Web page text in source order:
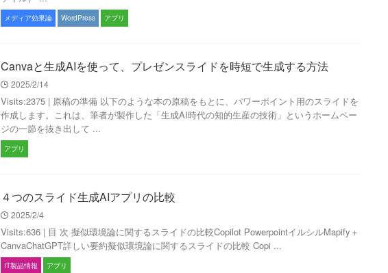
メディア効果論 WordPress アプリ
Canvaと生成AIを使って、プレゼンスライドを時短で生成する方法
2025/2/14
Visits:2375 | 原稿の準備 以下のような本の原稿をもとに、パワーポイント用のスライドを
作成します。これは、筆者が製作した「生成AI時代の知的生産の技術」というホームペー
ジの一節を抜き出して ...
アプリ
４つのスライド生成AIアプリの比較
2025/2/4
Visits:636 | 目 次 擬似環境論に関するスライドの比較Copilot PowerpointイルシルMapify＋
CanvaChatGPT詳しい要約擬似環境論に関するスライドの比較 Copi ...
IT製品情報 アプリ